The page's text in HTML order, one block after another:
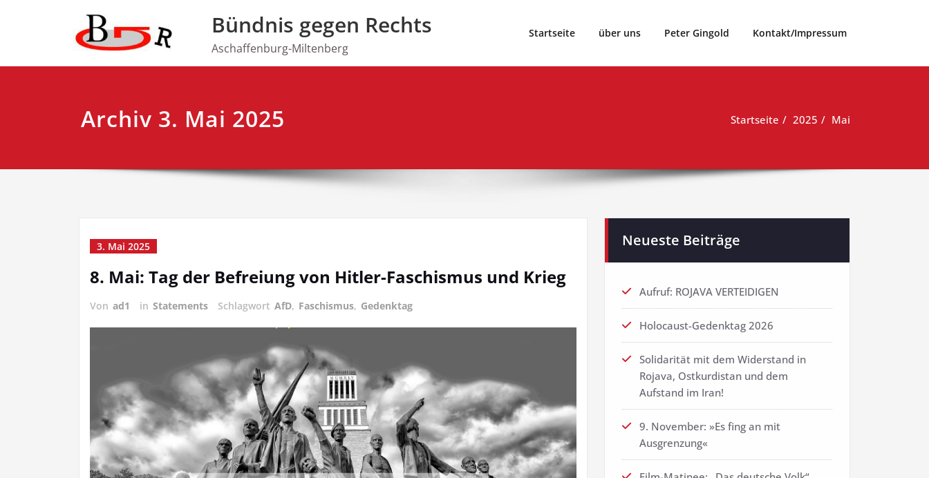
Bündnis gegen Rechts
Aschaffenburg-Miltenberg
Startseite über uns Peter Gingold Kontakt/Impressum
Archiv 3. Mai 2025 Startseite 2025 Mai
3. Mai 2025
8. Mai: Tag der Befreiung von Hitler-Faschismus und Krieg
Von ad1 in Statements Schlagwort AfD, Faschismus, Gedenktag
Neueste Beiträge
Aufruf: ROJAVA VERTEIDIGEN
Holocaust-Gedenktag 2026
Solidarität mit dem Widerstand in
Rojava, Ostkurdistan und dem
Aufstand im Iran!
9. November: »Es fing an mit
Ausgrenzung«